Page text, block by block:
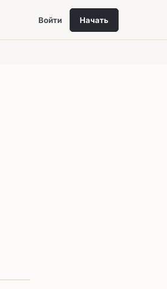
Войти Начать